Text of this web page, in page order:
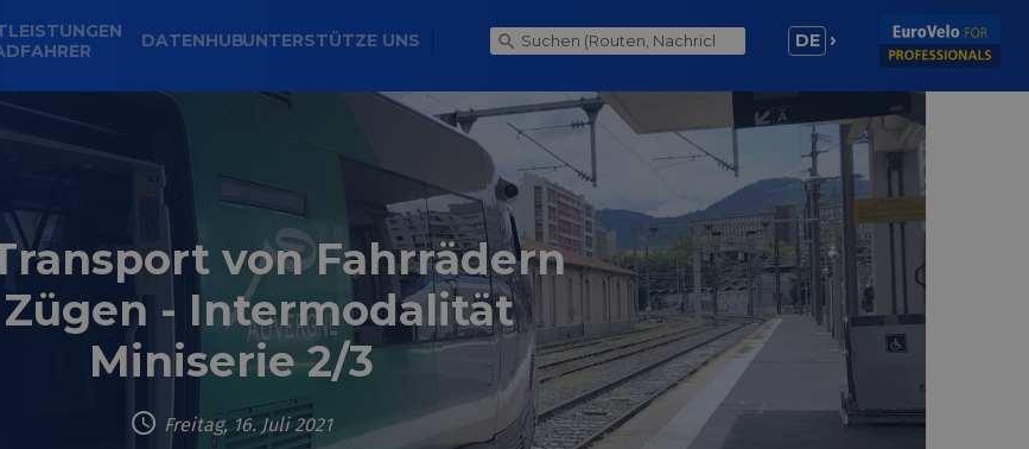
DATENHUBUNTERSTÜTZE UNS DE
von Fahrrädern
- Intermodalität
Miniserie 2/3
Freitag, 16. Juli 2021